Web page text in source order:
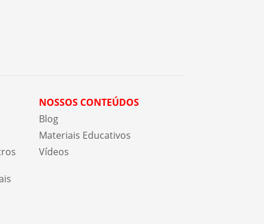
NOSSOS CONTEÚDOS
Blog
Materiais Educativos
Vídeos